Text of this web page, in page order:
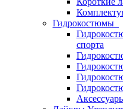
Гидрокостюмы
спорта